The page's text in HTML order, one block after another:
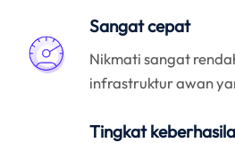
Sangat cepat
Nikmati sangat
infrastruktur awan
Tingkat